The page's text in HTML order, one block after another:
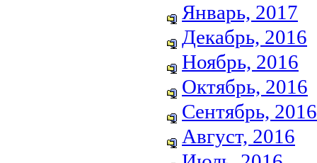
Январь, 2017
Декабрь, 2016
Ноябрь, 2016
Октябрь, 2016
Сентябрь, 2016
Август, 2016